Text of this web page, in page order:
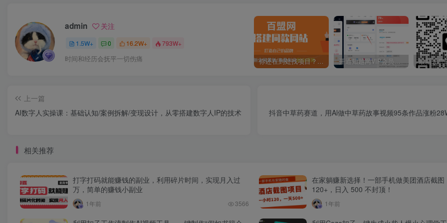
admin 关注
1.5W+ 0 16.2W+ 793W+
时间和经历会抚平一切伤痛 你还在到处找项目？还在当韭菜？我靠卖项目一个月收入5万+，曾经我也是个失败者。
上一篇
AI数字人实操课：基础认知/案例拆解/变现设计，从零搭建数字人IP的技术
抖音中草药赛道，用Al做中草药故事视频95条作品涨粉
相关推荐
打字打码就能赚钱的副业，利用碎片时间，实现月入过
万，简单的赚钱小副业
1年前 3566
在家躺赚新选择！一部手机做美团酒店截图
120+，日入 500 不封顶！
1年前